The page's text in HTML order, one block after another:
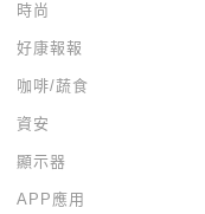
時尚
好康報報
咖啡/蔬食
資安
顯示器
APP應用